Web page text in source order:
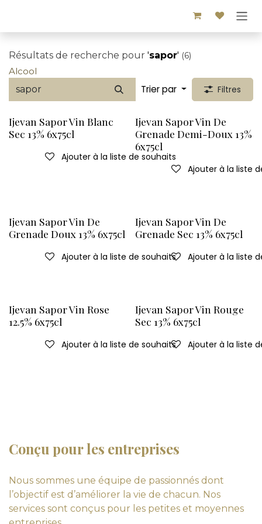
Résultats de recherche pour 'sapor' (6)
Alcool
Trier par Filtres
Ijevan Sapor Vin Blanc
Sec 13% 6x75cl
Ajouter à la liste de souhaits
Ijevan Sapor Vin De
Grenade Demi-Doux 13%
6x75cl
Ajouter à la liste
Ijevan Sapor Vin De
Grenade Doux 13% 6x75cl
Ajouter à la liste de souhaits
Ijevan Sapor Vin De
Grenade Sec 13% 6x75cl
Ajouter à la liste
Ijevan Sapor Vin Rose
12.5% 6x75cl
Ajouter à la liste de souhaits
Ijevan Sapor Vin Rouge
Sec 13% 6x75cl
Ajouter à la liste
Conçu pour les entreprises
Nous sommes une équipe de passionnés dont
l’objectif est d’améliorer la vie de chacun. Nos
services sont conçus pour les petites et moyennes